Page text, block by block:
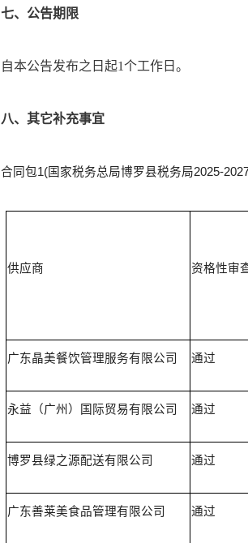
七、公告期限
自本公告发布之日起1个工作日。
八、其它补充事宜
合同包1(国家税务总局博罗县税务局2025-
供应商 资格性审
广东晶美餐饮管理服务有限公司 通过
永益（广州）国际贸易有限公司 通过
博罗县绿之源配送有限公司 通过
广东善莱美食品管理有限公司 通过